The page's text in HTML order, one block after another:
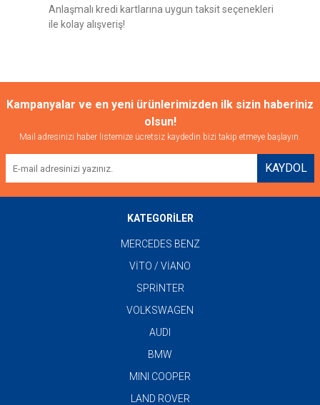
Anlaşmalı kredi kartlarına uygun taksit seçenekleri
ile kolay alışveriş!
Kampanyalar ve en yeni ürünlerimizden ilk sizin haberiniz
olsun!
Mail adresinizi haber listemize ücretsiz kaydedin bizi takip etmeye başlayın.
KAYDOL
KATEGORİLER
MERCEDES BENZ
VİTO / VİANO
SPRİNTER
VOLKSWAGEN
AUDI
BMW
MINI COOPER
LAND ROVER